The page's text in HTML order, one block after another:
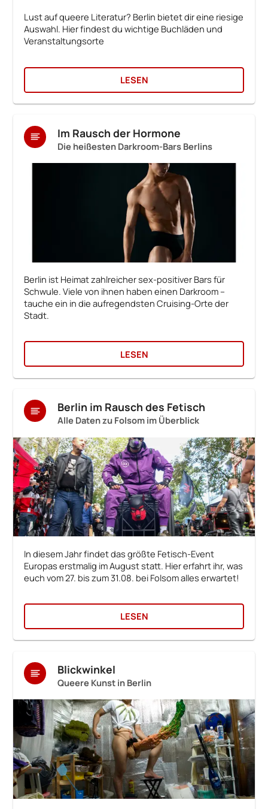
Lust auf queere Literatur? Berlin bietet dir eine riesige
Auswahl. Hier findest du wichtige Buchläden und
Veranstaltungsorte
LESEN
Im Rausch der Hormone
Die heißesten Darkroom-Bars Berlins
Berlin ist Heimat zahlreicher sex-positiver Bars für
Schwule. Viele von ihnen haben einen Darkroom –
tauche ein in die aufregendsten Cruising-Orte der
Stadt.
LESEN
Berlin im Rausch des Fetisch
Alle Daten zu Folsom im Überblick
In diesem Jahr findet das größte Fetisch-Event
Europas erstmalig im August statt. Hier erfahrt ihr, was
euch vom 27. bis zum 31.08. bei Folsom alles erwartet!
LESEN
Blickwinkel
Queere Kunst in Berlin